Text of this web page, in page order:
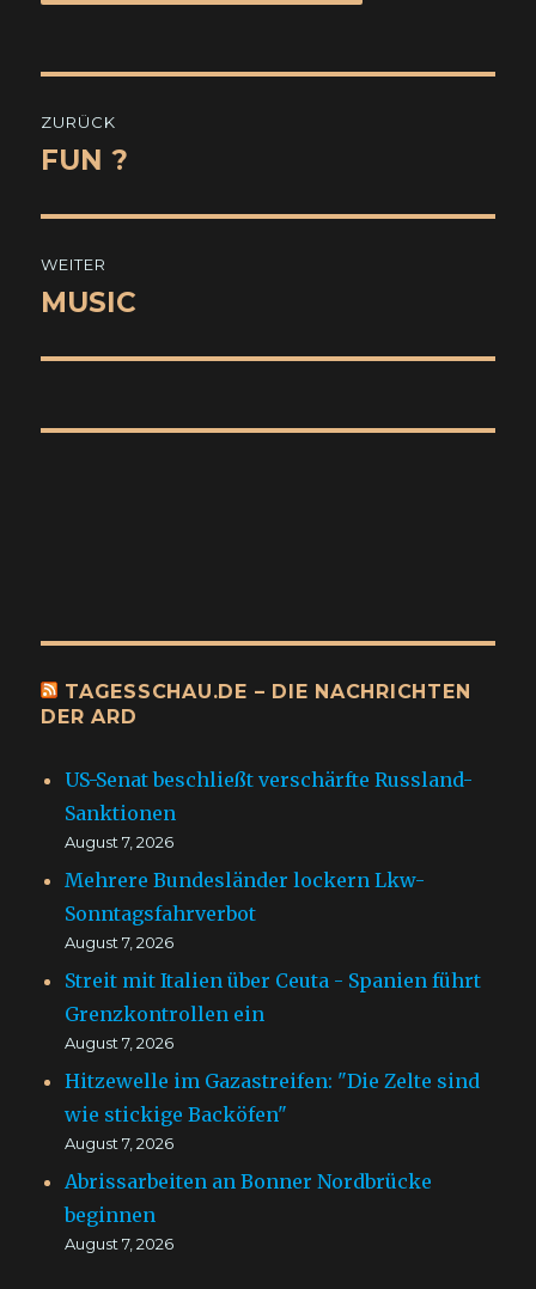
ZURÜCK
Vorheriger
FUN ?
WEITER
Nächster
MUSIC
TAGESSCHAU.DE – DIE NACHRICHTEN
DER ARD
US-Senat beschließt verschärfte Russland-
Sanktionen
August 7, 2026
Mehrere Bundesländer lockern Lkw-
Sonntagsfahrverbot
August 7, 2026
Streit mit Italien über Ceuta - Spanien führt
Grenzkontrollen ein
August 7, 2026
Hitzewelle im Gazastreifen: "Die Zelte sind
wie stickige Backöfen"
August 7, 2026
Abrissarbeiten an Bonner Nordbrücke
beginnen
August 7, 2026